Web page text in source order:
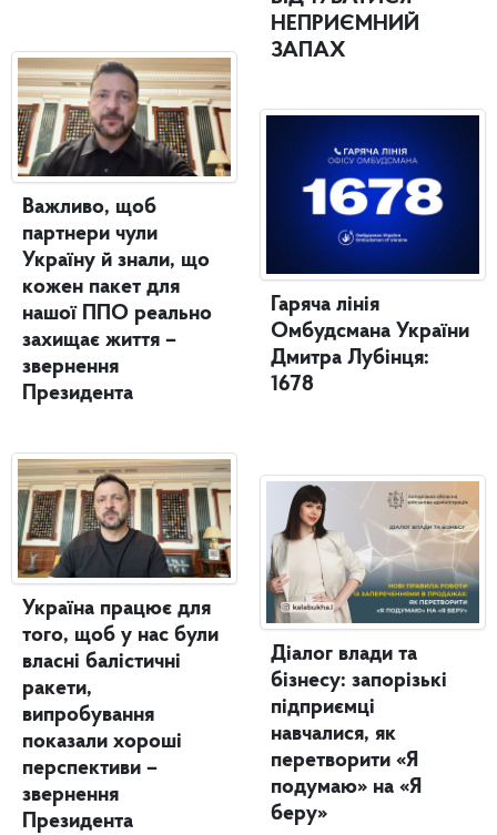
Важливо, щоб
партнери чули
Україну й знали, що
кожен пакет для
нашої ППО реально
захищає життя –
звернення
Президента
Україна працює для
того, щоб у нас були
власні балістичні
ракети,
випробування
показали хороші
перспективи –
звернення
Президента
НЕПРИЄМНИЙ
ЗАПАХ
Гаряча лінія
Омбудсмана України
Дмитра Лубінця:
1678
Діалог влади та
бізнесу: запорізькі
підприємці
навчалися, як
перетворити «Я
подумаю» на «Я
беру»